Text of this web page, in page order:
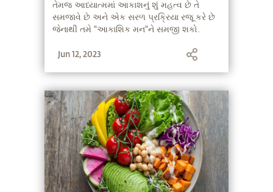
તેમજ આધ્યાત્મમાં આકાશનું શું મહત્વ છે તે
સમજાવે છે અને એક સરળ પ્રક્રિયા રજૂ કરે છે
જેનાથી તમે "આકાશિક મન"ને સમજી શકો.
Jun 12, 2023